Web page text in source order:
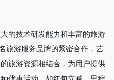
的技术研发能力和丰富的旅游
旅游服务品牌的紧密合作，艺
旅游资源相结合，为用户提供